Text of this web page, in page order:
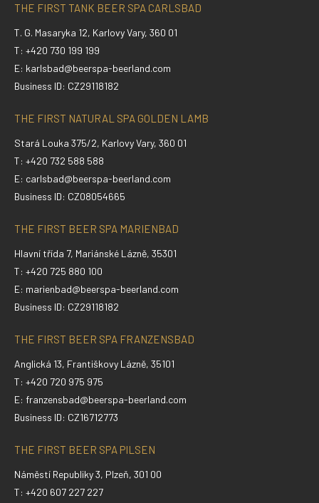
THE FIRST TANK BEER SPA CARLSBAD
T. G. Masaryka 12, Karlovy Vary, 360 01
T: +420 730 199 199
E: karlsbad@beerspa-beerland.com
Business ID: CZ29118182
THE FIRST NATURAL SPA GOLDEN LAMB
Stará Louka 375/2, Karlovy Vary, 360 01
T: +420 732 588 588
E: carlsbad@beerspa-beerland.com
Business ID: CZ08054665
THE FIRST BEER SPA MARIENBAD
Hlavní třída 7, Mariánské Lázně, 35301
T: +420 725 880 100
E: marienbad@beerspa-beerland.com
Business ID: CZ29118182
THE FIRST BEER SPA FRANZENSBAD
Anglická 13, Františkovy Lázně, 35101
T: +420 720 975 975
E: franzensbad@beerspa-beerland.com
Business ID: CZ16712773
THE FIRST BEER SPA PILSEN
Náměstí Republiky 3, Plzeň, 301 00
T: +420 607 227 227